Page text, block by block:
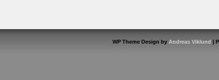
WP Theme Design by Andreas Viklund |